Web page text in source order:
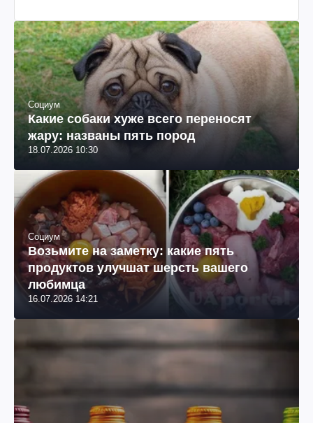
Социум
Какие собаки хуже всего переносят
жару: названы пять пород
18.07.2026 10:30
Социум
Возьмите на заметку: какие пять
продуктов улучшат шерсть вашего
любимца
16.07.2026 14:21